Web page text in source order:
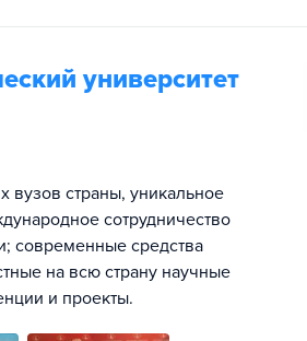
университет
вузов страны, уникальное
сотрудничество
современные средства
на всю страну научные
и проекты.